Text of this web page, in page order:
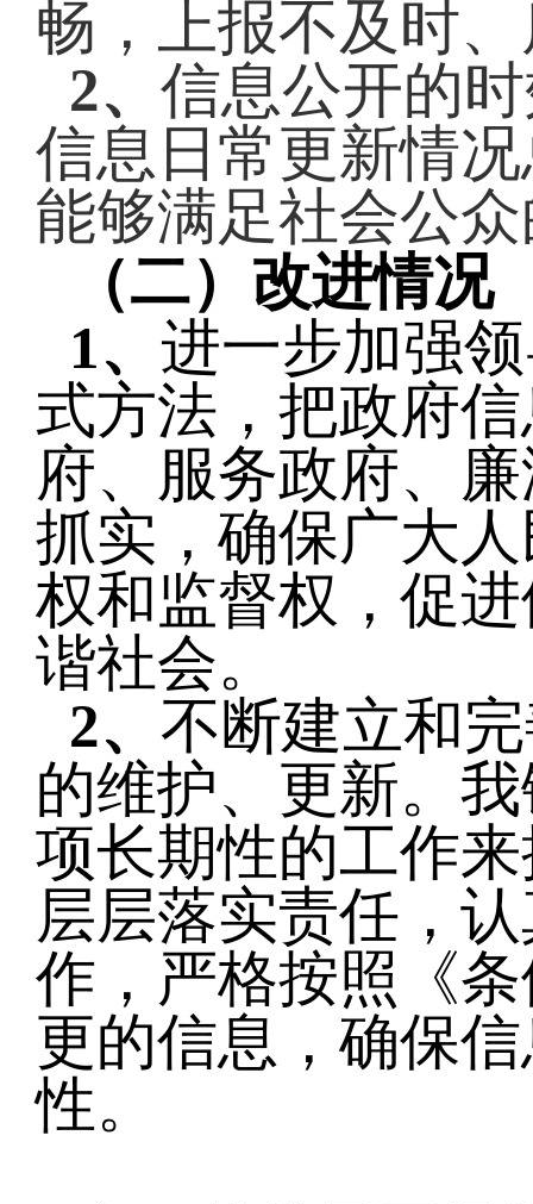
畅，上报不及时
2、 信息公开的
信息日常更新情
能够满足社会公
（二）改进情况
1、 进一步加强
式方法，把政府
府、服务政府、
抓实，确保广大
权和监督权，促
谐社会。
2、 不断建立和
的维护、更新。
项长期性的工作
层层落实责任，
作，严格按照《
更的信息，确保
性。